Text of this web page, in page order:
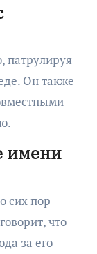
патрулируя
Он также
имени
сих пор
что
за его